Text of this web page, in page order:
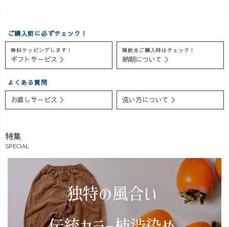
ご購入前に必ずチェック！
無料ラッピングします！
ギフトサービス ＞
複数点ご購入時はチェック！
納期について ＞
よくある質問
お直しサービス ＞ 洗い方について ＞
特集
SPECIAL